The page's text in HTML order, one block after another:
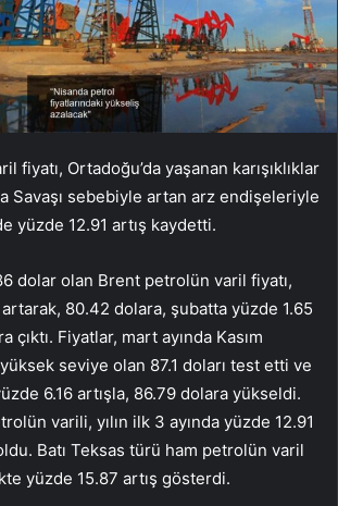
fiyatı, Ortadoğu’da yaşanan karışıklıklar
Savaşı sebebiyle artan arz endişeleriyle
yüzde 12.91 artış kaydetti.
dolar olan Brent petrolün varil fiyatı,
80.42 dolara, şubatta yüzde 1.65
çıktı. Fiyatlar, mart ayında Kasım
seviye olan 87.1 doları test etti ve
6.16 artışla, 86.79 dolara yükseldi.
varili, yılın ilk 3 ayında yüzde 12.91
Batı Teksas türü ham petrolün varil
yüzde 15.87 artış gösterdi.